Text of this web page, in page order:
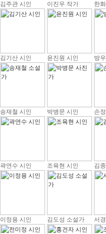
김주관 시인 이진우 작가 한
김기산 시인 윤진원 시인 방
송재철 시인 박병문 시인 손
곽연수 시인 조육현 시인 김
이정용 시인 김도성 소설가 서